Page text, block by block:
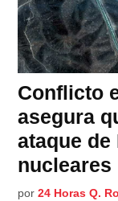
Conflicto
asegura
ataque
nucleares
por 24 Horas Q.